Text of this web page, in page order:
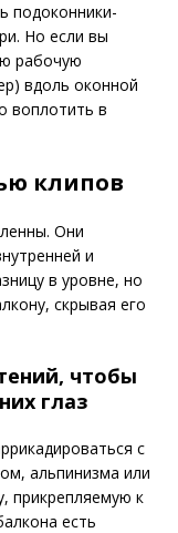
подоконники-
Но если вы
рабочую
вдоль оконной
воплотить в
клипов
Они
и
в уровне, но
скрывая его
чтобы
глаз
с
альпинизма или
прикрепляемую к
есть